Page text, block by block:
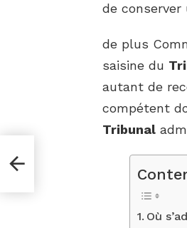
de
de plus
saisine du
autant de
compétent
Tribunal
Où